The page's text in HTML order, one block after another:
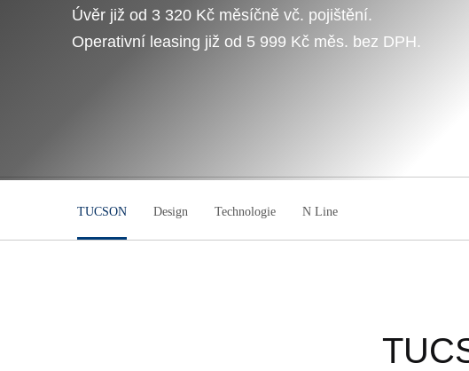
Úvěr již od 3 320 Kč měsíčně vč. pojištění.
Operativní leasing již od 5 999 Kč měs. bez DPH.
TUCSON Design Technologie N Line